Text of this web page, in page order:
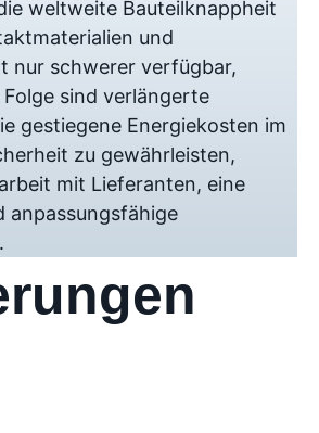
weltweite Bauteilknappheit
und
nur schwerer verfügbar,
sind verlängerte
gestiegene Energiekosten im
zu gewährleisten,
mit Lieferanten, eine
anpassungsfähige